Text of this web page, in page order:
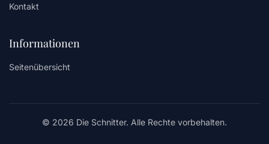
Kontakt
Informationen
Seitenübersicht
© 2026 Die Schnitter. Alle Rechte vorbehalten.